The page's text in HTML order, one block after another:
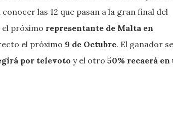
las 12 que pasan a la gran final del
próximo representante de Malta en
el próximo 9 de Octubre. El ganador se
por televoto y el otro 50% recaerá en